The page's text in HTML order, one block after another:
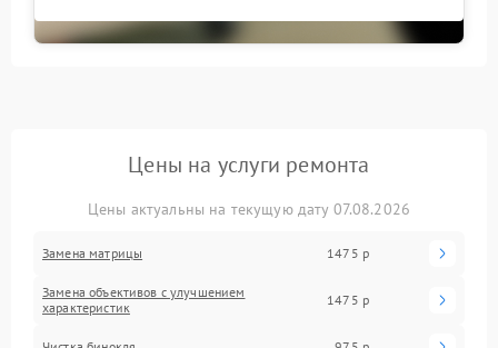
Цены на услуги ремонта
Цены актуальны на текущую дату 07.08.2026
Замена матрицы 1475 р
Замена объективов с улучшением
характеристик
1475 р